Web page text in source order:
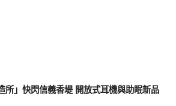
」快閃信義香堤 開放式耳機與助眠新品